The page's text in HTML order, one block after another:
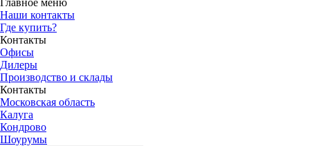
Главное меню
Наши контакты
Где купить?
Контакты
Офисы
Дилеры
Производство и склады
Контакты
Московская область
Калуга
Кондрово
Шоурумы